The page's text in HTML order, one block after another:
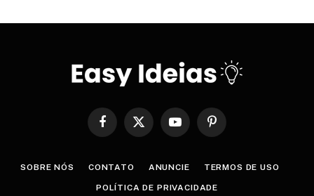
FacebookX
YouTube Pinterest
SOBRE NÓS CONTATO ANUNCIE TERMOS DE USO
POLÍTICA DE PRIVACIDADE